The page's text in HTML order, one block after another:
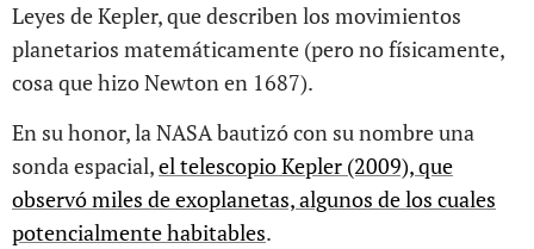
Leyes de Kepler, que describen los movimientos
planetarios matemáticamente (pero no físicamente,
cosa que hizo Newton en 1687).
En su honor, la NASA bautizó con su nombre una
sonda espacial,el telescopio Kepler (2009), que
observó miles de exoplanetas, algunos de los cuales
potencialmente habitables.